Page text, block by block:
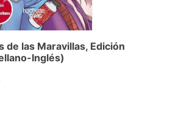
de las Maravillas, Edición
Inglés)